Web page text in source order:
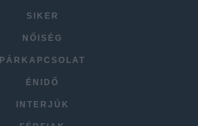
SIKER
NŐISÉG
PÁRKAPCSOLAT
ÉNIDŐ
INTERJÚK